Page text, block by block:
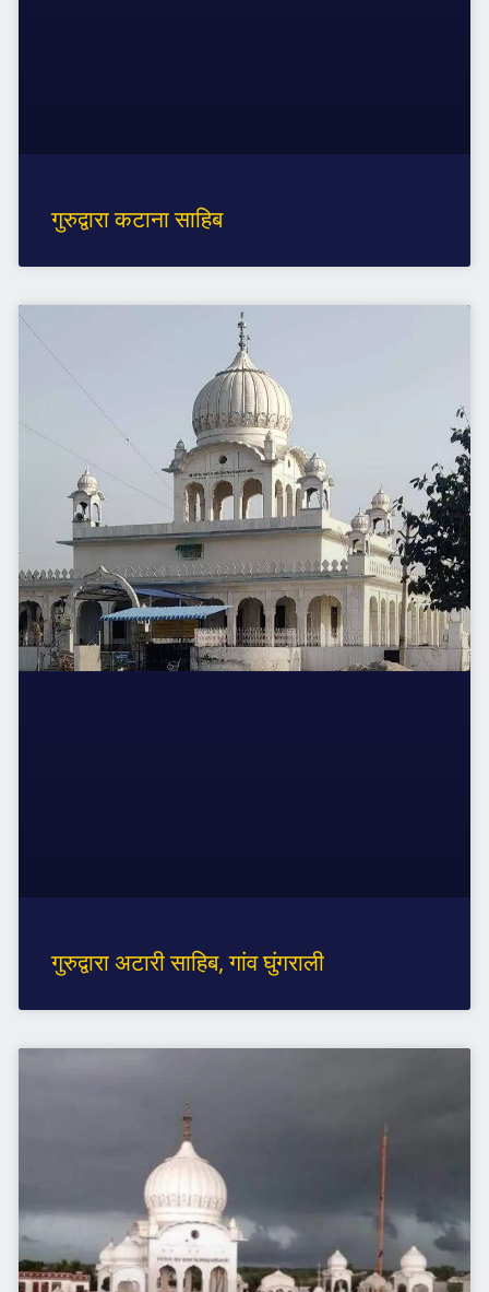
गुरुद्वारा कटाना साहिब
गुरुद्वारा अटारी साहिब, गांव घुंगराली